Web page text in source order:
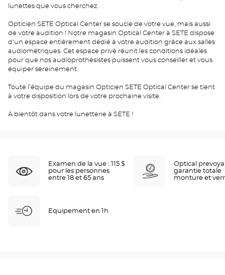
lunettes que vous cherchez.
Opticien SETE Optical Center se soucie de votre vue, mais aussi
de votre audition ! Notre magasin Optical Center à SETE dispose
d'un espace entièrement dédié à votre audition grâce aux salles
audiométriques. Cet espace privé réunit les conditions idéales
pour que nos audioprothésistes puissent vous conseiller et vous
équiper sereinement.
Toute l’équipe du magasin Opticien SETE Optical Center se tient
à votre disposition lors de votre prochaine visite.
À bientôt dans votre lunetterie à SETE !
Examen de la vue : 115 $
pour les personnes
entre 18 et 65 ans
Optical
garantie totale
monture et
Equipement en 1h